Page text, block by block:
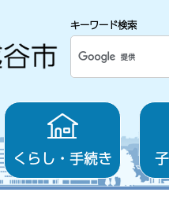
キーワード検索
くらし・手続き